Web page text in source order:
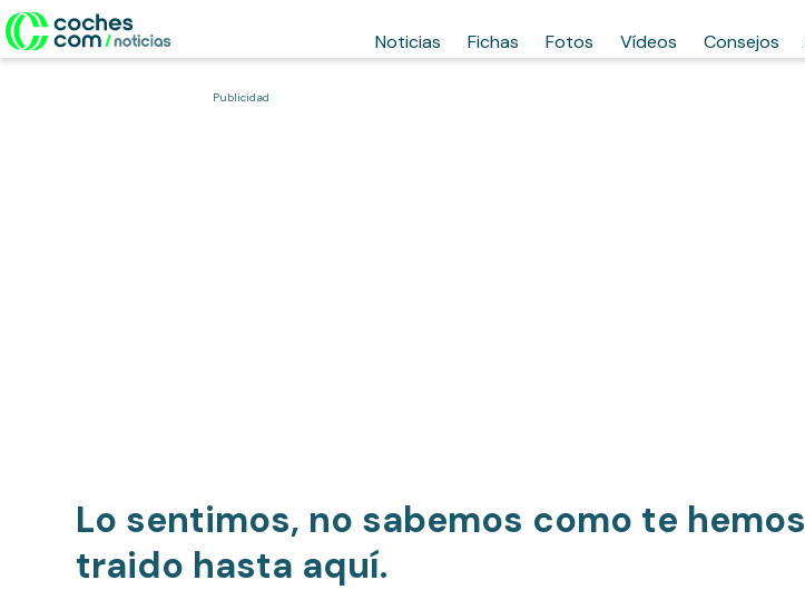
Noticias Fichas Fotos Vídeos Consejos
Publicidad
Lo sentimos, no sabemos como te hemos
traido hasta aquí.